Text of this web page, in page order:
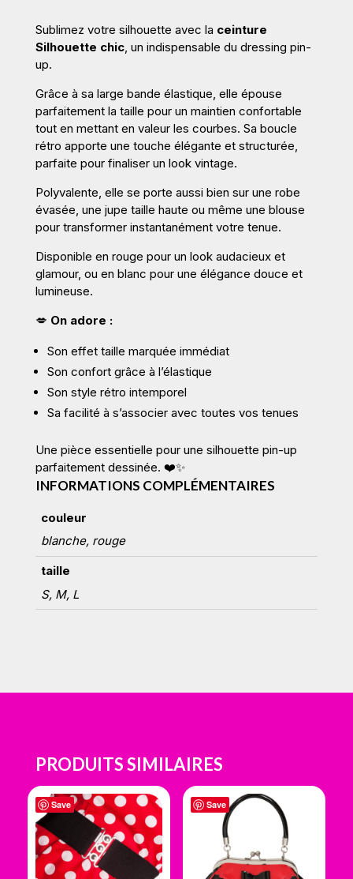
Sublimez votre silhouette avec la ceinture
Silhouette chic, un indispensable du dressing pin-
up.
Grâce à sa large bande élastique, elle épouse
parfaitement la taille pour un maintien confortable
tout en mettant en valeur les courbes. Sa boucle
rétro apporte une touche élégante et structurée,
parfaite pour finaliser un look vintage.
Polyvalente, elle se porte aussi bien sur une robe
évasée, une jupe taille haute ou même une blouse
pour transformer instantanément votre tenue.
Disponible en rouge pour un look audacieux et
glamour, ou en blanc pour une élégance douce et
lumineuse.
💋 On adore :
Son effet taille marquée immédiat
Son confort grâce à l’élastique
Son style rétro intemporel
Sa facilité à s’associer avec toutes vos tenues
Une pièce essentielle pour une silhouette pin-up
parfaitement dessinée. ❤️✨
INFORMATIONS COMPLÉMENTAIRES
couleur
blanche, rouge
taille
S, M, L
PRODUITS SIMILAIRES
Save Save